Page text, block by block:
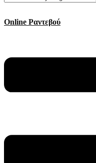
Online Ραντεβού